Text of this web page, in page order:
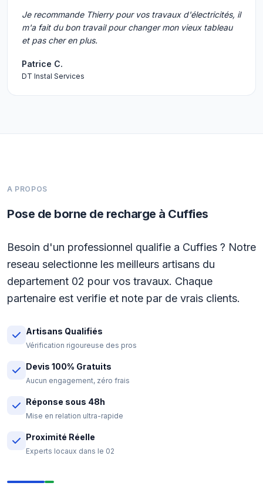
Je recommande Thierry pour vos travaux d'électricités, il
m'a fait du bon travail pour changer mon vieux tableau
et pas cher en plus.
Patrice C.
DT Instal Services
A PROPOS
Pose de borne de recharge à Cuffies
Besoin d'un professionnel qualifie a Cuffies ? Notre
reseau selectionne les meilleurs artisans du
departement 02 pour vos travaux. Chaque
partenaire est verifie et note par de vrais clients.
Artisans Qualifiés
Vérification rigoureuse des pros
Devis 100% Gratuits
Aucun engagement, zéro frais
Réponse sous 48h
Mise en relation ultra-rapide
Proximité Réelle
Experts locaux dans le 02